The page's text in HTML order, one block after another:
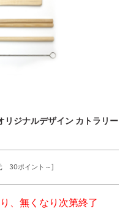
リジナルデザイン カトラリー
30ポイント～]
、無くなり次第終了